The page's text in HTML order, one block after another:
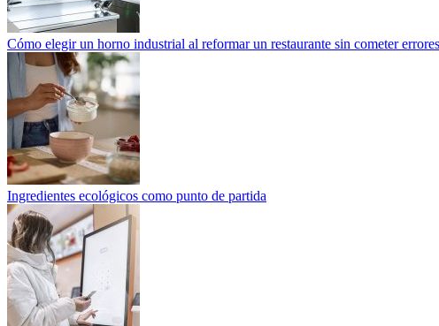
Cómo elegir un horno industrial al reformar un restaurante sin cometer errores
Ingredientes ecológicos como punto de partida